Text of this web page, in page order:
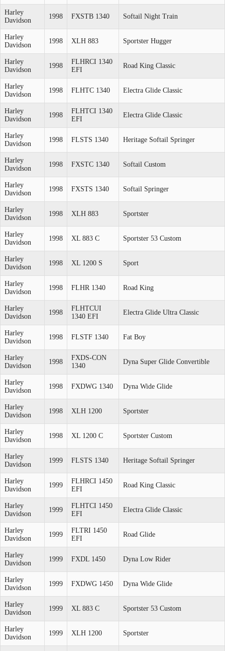
Harley
Davidson
1998 FXSTB 1340 Softail Night Train
Harley
Davidson
1998 XLH 883 Sportster Hugger
Harley
Davidson
1998
FLHRCI 1340
EFI
Road King Classic
Harley
Davidson
1998 FLHTC 1340 Electra Glide Classic
Harley
Davidson
1998
FLHTCI 1340
EFI
Electra Glide Classic
Harley
Davidson
1998 FLSTS 1340 Heritage Softail Springer
Harley
Davidson
1998 FXSTC 1340 Softail Custom
Harley
Davidson
1998 FXSTS 1340 Softail Springer
Harley
Davidson
1998 XLH 883 Sportster
Harley
Davidson
1998 XL 883 C Sportster 53 Custom
Harley
Davidson
1998 XL 1200 S Sport
Harley
Davidson
1998 FLHR 1340 Road King
Harley
Davidson
1998
FLHTCUI
1340 EFI
Electra Glide Ultra Classic
Harley
Davidson
1998 FLSTF 1340 Fat Boy
Harley
Davidson
1998
FXDS-CON
1340
Dyna Super Glide Convertible
Harley
Davidson
1998 FXDWG 1340 Dyna Wide Glide
Harley
Davidson
1998 XLH 1200 Sportster
Harley
Davidson
1998 XL 1200 C Sportster Custom
Harley
Davidson
1999 FLSTS 1340 Heritage Softail Springer
Harley
Davidson
1999
FLHRCI 1450
EFI
Road King Classic
Harley
Davidson
1999
FLHTCI 1450
EFI
Electra Glide Classic
Harley
Davidson
1999
FLTRI 1450
EFI
Road Glide
Harley
Davidson
1999 FXDL 1450 Dyna Low Rider
Harley
Davidson
1999 FXDWG 1450 Dyna Wide Glide
Harley
Davidson
1999 XL 883 C Sportster 53 Custom
Harley
Davidson
1999 XLH 1200 Sportster